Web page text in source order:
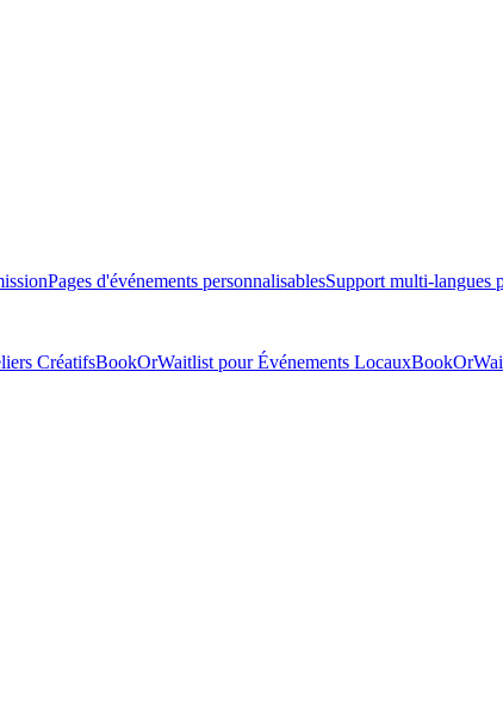
Pages d'événements personnalisablesSupport multi-langues
CréatifsBookOrWaitlist pour Événements Locaux